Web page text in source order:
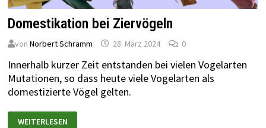
Domestikation bei Ziervögeln
von Norbert Schramm 28. März 2024 0
Innerhalb kurzer Zeit entstanden bei vielen Vogelarten
Mutationen, so dass heute viele Vogelarten als
domestizierte Vögel gelten.
WEITERLESEN